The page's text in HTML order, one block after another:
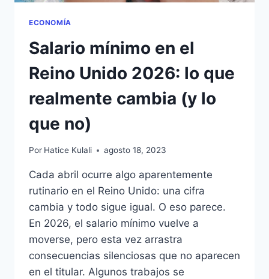
ECONOMÍA
Salario mínimo en el
Reino Unido 2026: lo que
realmente cambia (y lo
que no)
Por Hatice Kulali agosto 18, 2023
Cada abril ocurre algo aparentemente
rutinario en el Reino Unido: una cifra
cambia y todo sigue igual. O eso parece.
En 2026, el salario mínimo vuelve a
moverse, pero esta vez arrastra
consecuencias silenciosas que no aparecen
en el titular. Algunos trabajos se